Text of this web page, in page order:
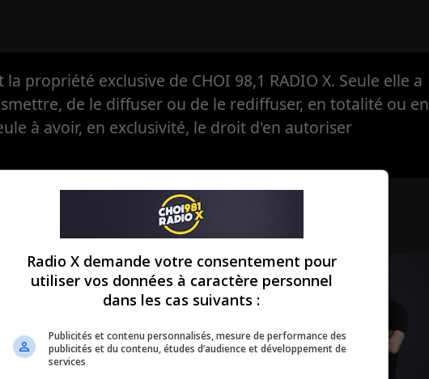
propriété exclusive de CHOI 98,1 RADIO X. Seule elle a
de le diffuser ou de le rediffuser, en totalité ou en
à avoir, en exclusivité, le droit d'en autoriser
Radio X demande votre consentement pour
utiliser vos données à caractère personnel
dans les cas suivants :
Publicités et contenu personnalisés, mesure de performance des
publicités et du contenu, études d’audience et développement de
services